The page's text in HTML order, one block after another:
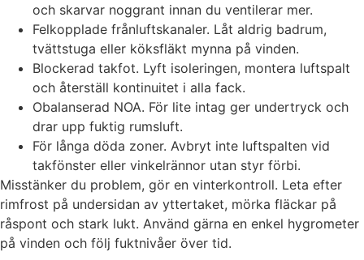
och skarvar noggrant innan du ventilerar mer.
Felkopplade frånluftskanaler. Låt aldrig badrum,
tvättstuga eller köksfläkt mynna på vinden.
Blockerad takfot. Lyft isoleringen, montera luftspalt
och återställ kontinuitet i alla fack.
Obalanserad NOA. För lite intag ger undertryck och
drar upp fuktig rumsluft.
För långa döda zoner. Avbryt inte luftspalten vid
takfönster eller vinkelrännor utan styr förbi.
Misstänker du problem, gör en vinterkontroll. Leta efter
rimfrost på undersidan av yttertaket, mörka fläckar på
råspont och stark lukt. Använd gärna en enkel hygrometer
på vinden och följ fuktnivåer över tid.